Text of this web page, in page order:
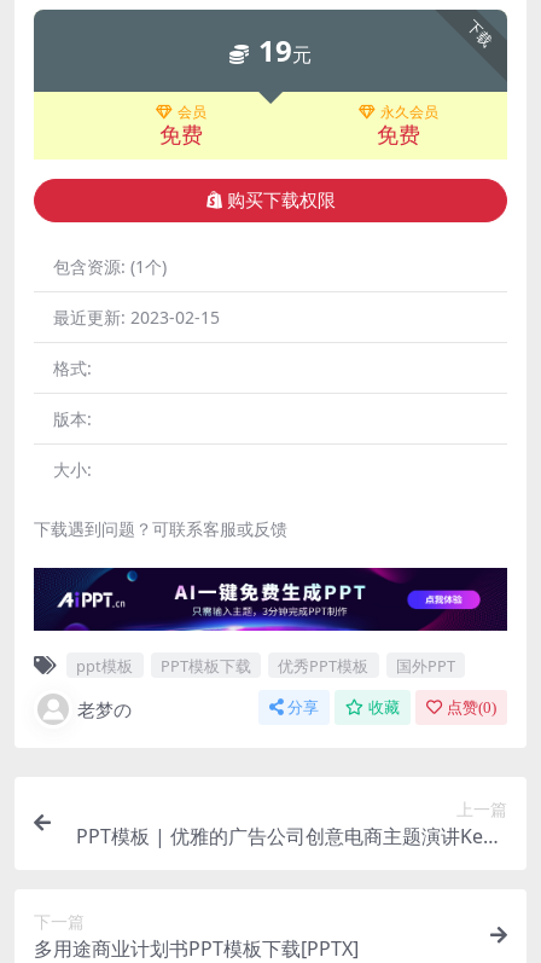
下载
19元
会员
免费
永久会员
免费
购买下载权限
包含资源: (1个)
最近更新: 2023-02-15
格式:
版本:
大小:
下载遇到问题？可联系客服或反馈
ppt模板 PPT模板下载 优秀PPT模板 国外PPT
老梦の 分享 收藏 点赞(0)
上一篇
PPT模板 | 优雅的广告公司创意电商主题演讲Keno
下一篇
多用途商业计划书PPT模板下载[PPTX]